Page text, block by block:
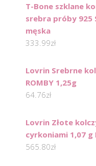
T-Bone szklane
srebra próby 925
męska
333.99zł
Lovrin Srebrne
ROMBY 1,25g
64.76zł
Lovrin Złote
cyrkoniami 1,07 g
565.80zł